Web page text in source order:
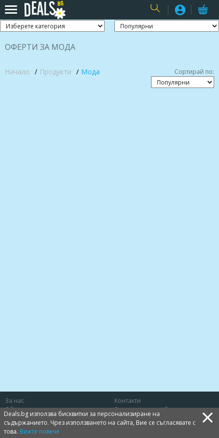
ОФЕРТИ ЗА МОДА
Начало Продукти Мода Сортирай по:
За нас
Контакти
Общи условия
Защита на потребителя
Политика за лични данни
Бисквитки
Deals.bg използва бисквитки за персонализиране на
съдържанието. Чрез използването на сайта, Вие се съгласявате с
това. Вижте повече ×